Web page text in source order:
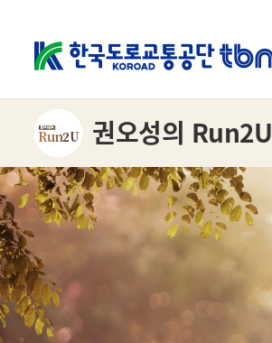
권오성의 Run2U